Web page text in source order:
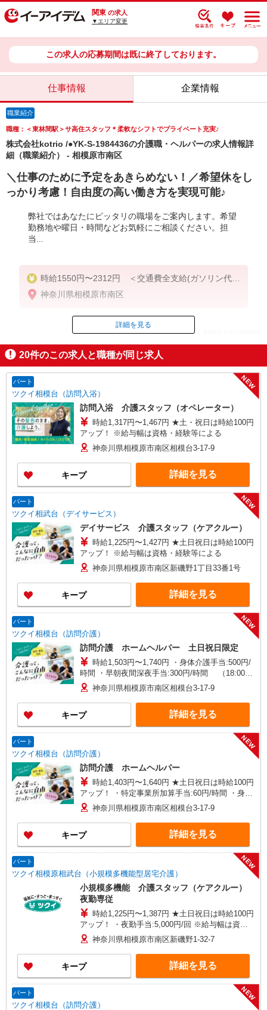
関東 の求人
▼エリア変更
この求人の応募期間は既に終了しております。
仕事情報 企業情報
職業紹介
職種：＜東林間駅＞サ高住スタッフ＊柔軟なシフトでプライベート充実♪
株式会社kotrio /●YK-S-1984436の介護職・ヘルパーの求人情報詳
細（職業紹介） - 相模原市南区
＼仕事のために予定をあきらめない！／希望休をし
っかり考慮！自由度の高い働き方を実現可能♪
弊社ではあなたにピッタリの職場をご案内します。希望
勤務地や曜日・時間などお気軽にご相談ください。担
当...
時給1550円〜2312円 ＜交通費全支給(ガソリン代含
む)＞
神奈川県相模原市南区
ID：AE0610078888
掲載期間終了
詳細を見る
20件のこの求人と職種が同じ求人
パート
ツクイ相模台（訪問入浴）
NEW
訪問入浴 介護スタッフ（オペレーター）
時給1,317円〜1,467円 ★土・祝日は時給100円
アップ！ ※給与幅は資格・経験等による
神奈川県相模原市南区相模台3-17-9
キープ 詳細を見る
パート
ツクイ相武台（デイサービス）
NEW
デイサービス 介護スタッフ（ケアクルー）
時給1,225円〜1,427円 ★土日祝日は時給100円
アップ！ ※給与幅は資格・経験等による
神奈川県相模原市南区新磯野1丁目33番1号
キープ 詳細を見る
パート
ツクイ相模台（訪問介護）
NEW
訪問介護 ホームヘルパー 土日祝日限定
時給1,503円〜1,740円 ・身体介護手当:500円/
時間 ・早朝夜間深夜手当:300円/時間 （18:00〜
翌07:59の時間帯） ・ICT手当:2,000円/月 ・深夜
割増は別途支給 ・ケア→ケアの移動時間も賃金
（時給）を支給 ・土日祝日手当:100円/時間含む
※給与幅は資格・経験等による
神奈川県相模原市南区相模台3-17-9
キープ 詳細を見る
パート
ツクイ相模台（訪問介護）
NEW
訪問介護 ホームヘルパー
時給1,403円〜1,640円 ★土日祝日は時給100円
アップ！ ・特定事業所加算手当:60円/時間 ・身体
介護手当:500円/時間 ・早朝夜間深夜手当:300円/
時間 （18:00〜翌07:59の時間帯） ・ICT手
当:2,000円/月 ・深夜割増は別途支給 ・ケア→ケ
アの移動時間も賃金（時給）を支給 ※給与幅は資
格・経験等による
神奈川県相模原市南区相模台3-17-9
キープ 詳細を見る
パート
ツクイ相模原相武台（小規模多機能型居宅介護）
NEW
小規模多機能 介護スタッフ（ケアクルー）
夜勤専従
時給1,225円〜1,387円 ★土日祝日は時給100円
アップ！ ・夜勤手当:5,000円/回 ※給与幅は資
格・経験等による
神奈川県相模原市南区新磯野1-32-7
キープ 詳細を見る
パート
ツクイ相模台（訪問介護）
NEW